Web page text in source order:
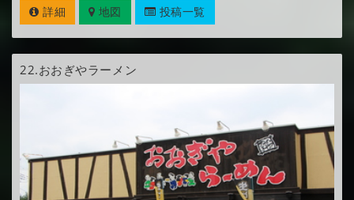
詳細 地図 投稿一覧
22.おおぎやラーメン